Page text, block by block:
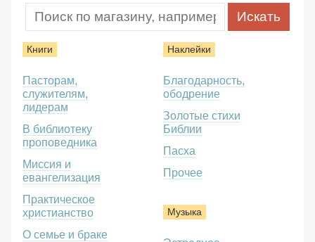
Книги
Пасторам,
служителям,
лидерам
В библиотеку
проповедника
Миссия и
евангелизация
Практическое
христианство
О семье и браке
Наклейки
Благодарность,
ободрение
Золотые стихи
Библии
Пасха
Прочее
Музыка